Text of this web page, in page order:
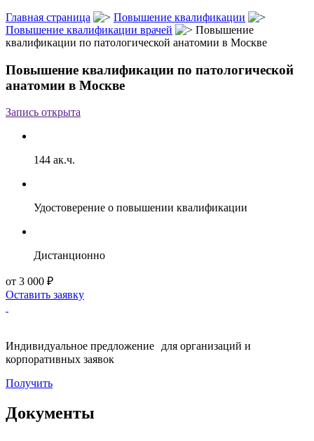
Главная страница
Повышение квалификации
Повышение квалификации врачей
Повышение
квалификации по патологической анатомии в Москве
Повышение квалификации по патологической
анатомии в Москве
Запись открыта
144 ак.ч.
Удостоверение о повышении квалификации
Дистанционно
от 3 000 ₽
Оставить заявку
Индивидуальное предложение для организаций и
корпоративных заявок
Получить
Документы